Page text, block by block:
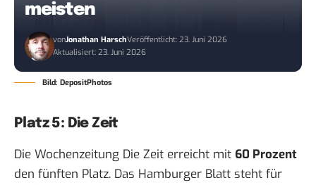
meisten
vonJonathan HarschVeröffentlicht: 23. Juni 2026
Aktualisiert: 23. Juni 2026
Bild: DepositPhotos
Platz 5: Die Zeit
Die Wochenzeitung Die Zeit erreicht mit 60 Prozent
den fünften Platz. Das Hamburger Blatt steht für